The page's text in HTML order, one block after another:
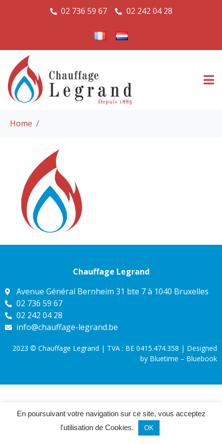
02 736 59 67 02 242 04 28
Home
Chauffage Legrand
Avenue Général Bernheim 31 bte 7 à 1040 Bruxelles
02 736 59 67
02 242 04 28
info@chauffage-legrand.be
2023 © Chauffage Legrand | TVA : BE 0415.474.358 | Designed
by Bluetime – Bluebook
En poursuivant votre navigation sur ce site, vous acceptez
l'utilisation de Cookies.
OK